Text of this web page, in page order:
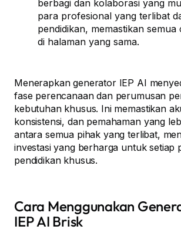
berbagi dan kolaborasi yang
para profesional yang terlibat
pendidikan, memastikan
di halaman yang sama.
Menerapkan generator IEP AI
fase perencanaan dan perumusan
kebutuhan khusus. Ini memastikan
konsistensi, dan pemahaman yang
antara semua pihak yang terlibat,
investasi yang berharga untuk setiap
pendidikan khusus.
Cara Menggunakan
IEP AI Brisk